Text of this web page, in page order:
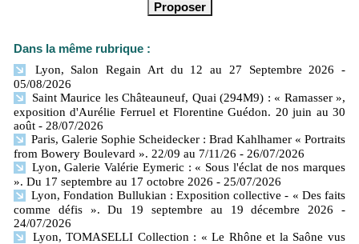
Dans la même rubrique :
Lyon, Salon Regain Art du 12 au 27 Septembre 2026
-
05/08/2026
Saint Maurice les Châteauneuf, Quai (294M9) : « Ramasser »,
exposition d'Aurélie Ferruel et Florentine Guédon. 20 juin au 30
août - 28/07/2026
Paris, Galerie Sophie Scheidecker : Brad Kahlhamer « Portraits
from Bowery Boulevard ». 22/09 au 7/11/26 - 26/07/2026
Lyon, Galerie Valérie Eymeric : « Sous l'éclat de nos marques
». Du 17 septembre au 17 octobre 2026 - 25/07/2026
Lyon, Fondation Bullukian : Exposition collective - « Des faits
comme défis ». Du 19 septembre au 19 décembre 2026
-
24/07/2026
Lyon, TOMASELLI Collection : « Le Rhône et la Saône vus